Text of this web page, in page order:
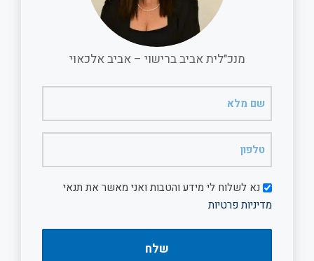
k
מנכ"לית אביב ברישוי – אביב אלכאוי
מלא
דיוורנא לשלוח לי מידע והטבות ואני מאשר את תנאי
מדיניות פרטיות